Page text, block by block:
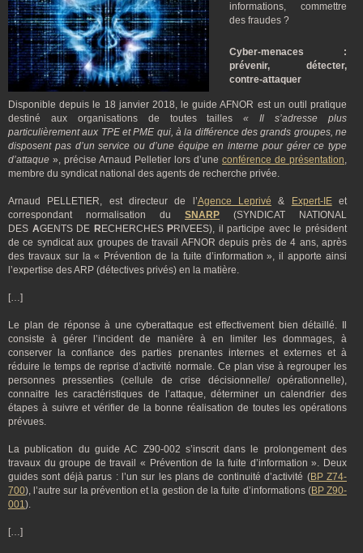
informations, commettre
des fraudes ?
Cyber-menaces :
prévenir, détecter,
contre-attaquer
Disponible depuis le 18 janvier 2018, le guide AFNOR est un outil pratique
destiné aux organisations de toutes tailles« Il s’adresse plus
particulièrement aux TPE et PME qui, à la différence des grands groupes, ne
disposent pas d’un service ou d’une équipe en interne pour gérer ce type
d’attaque », précise Arnaud Pelletier lors d’une conférence de présentation,
membre du syndicat national des agents de recherche privée.
Arnaud PELLETIER, est directeur de l’Agence Leprivé & Expert-IEet
correspondant normalisation du SNARP (SYNDICAT NATIONAL
DES AGENTS DE R ECHERCHES PRIVEES), il participe avec le président
de ce syndicat aux groupes de travail AFNOR depuis près de 4 ans, après
des travaux sur la « Prévention de la fuite d’information », il apporte ainsi
l’expertise des ARP (détectives privés) en la matière.
[…]
Le plan de réponse à une cyberattaque est effectivement bien détaillé. Il
consiste à gérer l’incident de manière à en limiter les dommages, à
conserver la confiance des parties prenantes internes et externes et à
réduire le temps de reprise d’activité normale. Ce plan vise à regrouper les
personnes pressenties (cellule de crise décisionnelle/ opérationnelle),
connaitre les caractéristiques de l’attaque, déterminer un calendrier des
étapes à suivre et vérifier de la bonne réalisation de toutes les opérations
prévues.
La publication du guide AC Z90-002 s’inscrit dans le prolongement des
travaux du groupe de travail « Prévention de la fuite d’information ». Deux
guides sont déjà parus : l’un sur les plans de continuité d’activité (BP Z74-
700), l’autre sur la prévention et la gestion de la fuite d’informations (BP Z90-
001).
[…]